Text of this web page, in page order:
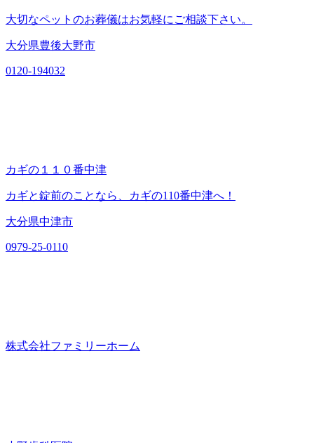
大切なペットのお葬儀はお気軽にご相談下さい。
大分県豊後大野市
0120-194032
カギの１１０番中津
カギと錠前のことなら、カギの110番中津へ！
大分県中津市
0979-25-0110
株式会社ファミリーホーム